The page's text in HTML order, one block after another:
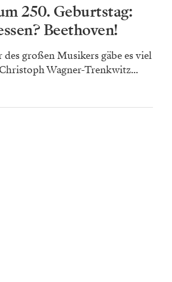
250. Geburtstag:
Beethoven!
großen Musikers gäbe es viel
Wagner-Trenkwitz...